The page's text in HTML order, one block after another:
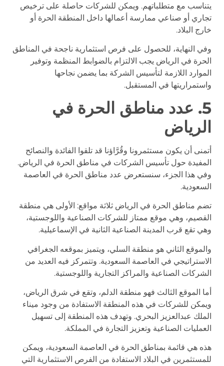
يتناسب مع متطلباتهم. ويمكن للشركات حاصلة على ترخيص
تجاري أو صناعي ممارسة أعمالها داخل المنطقة الحرة أو
خارج البلاد.
وفي النهاية، للحصول على فرص استثمارية ناجحة في المناطق
الحرة في الرياض يجب الالتزام بالضوابط المنظمة وتوفير
الموارد اللازمة لتأسيس الشركة بما يضمن نجاحها
واستمراريتها في المستقبل.
5. عدد مناطق الحرة في
الرياض
أتمنى أن يكون مستثمرونا وقُرَّاؤنا قد تلقوا الفائدة والنصائح
المفيدة حول تأسيس الشركات في مناطق الحرة في الرياض.
وفي هذا الجزء، سنستعرض عدد مناطق الحرة في العاصمة
السعودية.
تضم مناطق الحرة في الرياض ثلاثة مواقع: الأولى هي منطقة
القصيم، وهي موقع ممتاز للشركات الصناعية واللوجستية،
وهي تقع قرب المدينة الصناعية الثانية في الإسماعيلية.
والموقع الثاني هو منطقة السلي، ويتميز بموقعه الجغرافي
الاستراتيجي في العاصمة السعودية. وتتمركز فيه العديد من
الشركات الصناعية والمراكز التجارية واللوجستية.
أما الموقع الثالث فهو منطقة الدلم، وتقع في شرق الرياض،
ويمكن للشركات في هذه المنطقة الاستفادة من وجود ميناء
الملك عبدالعزيز البحري. وتهدف هذه المنطقة إلى تسهيل
العمليات الصناعية وتعزيز التجارة في المملكة.
هذه هي قائمة بمناطق الحرة في العاصمة السعودية، ويمكن
للمستثمرين في البلاد الاستفادة من الفرص الاستثمارية التي